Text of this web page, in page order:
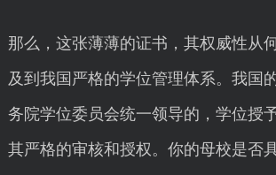
那么，这张薄薄的证书，其权威性从
及到我国严格的学位管理体系。我国
务院学位委员会统一领导的，学位授
其严格的审核和授权。你的母校是否